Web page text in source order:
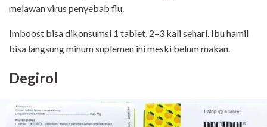
melawan virus penyebab flu.
Imboost bisa dikonsumsi 1 tablet, 2–3 kali sehari. Ibu hamil
bisa langsung minum suplemen ini meski belum makan.
Degirol